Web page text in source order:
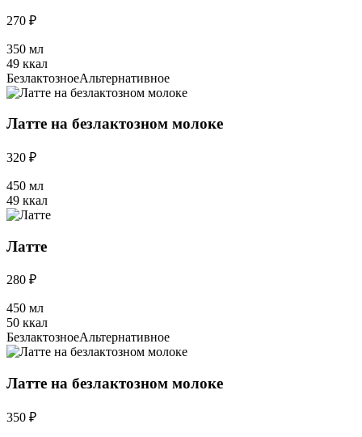
270 ₽
350 мл
49 ккал
БезлактозноеАльтернативное
Латте на безлактозном молоке
320 ₽
450 мл
49 ккал
Латте
280 ₽
450 мл
50 ккал
БезлактозноеАльтернативное
Латте на безлактозном молоке
350 ₽